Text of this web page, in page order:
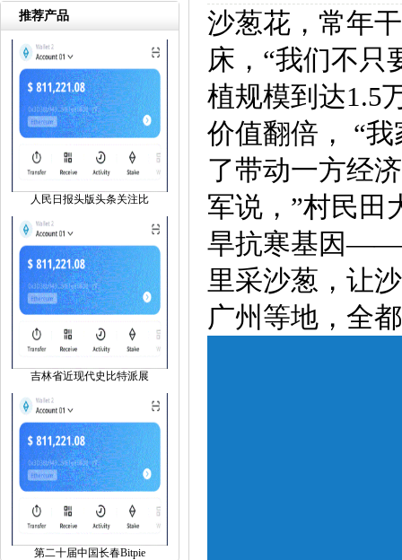
推荐产品
人民日报头版头条关注比
吉林省近现代史比特派展
第二十届中国长春Bitpie
沙葱花，常年
床，“我们不只
植规模到达1.5
价值翻倍， “
了带动一方经
军说，”村民田
旱抗寒基因——
里采沙葱，让
广州等地，全